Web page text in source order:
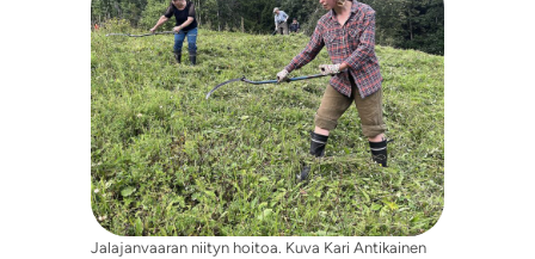
Jalajanvaaran niityn hoitoa. Kuva Kari Antikainen